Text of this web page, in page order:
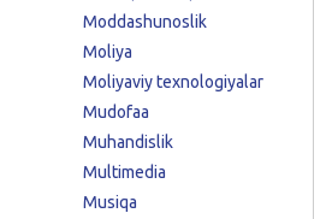
Moddashunoslik
Moliya
Moliyaviy texnologiyalar
Mudofaa
Muhandislik
Multimedia
Musiqa